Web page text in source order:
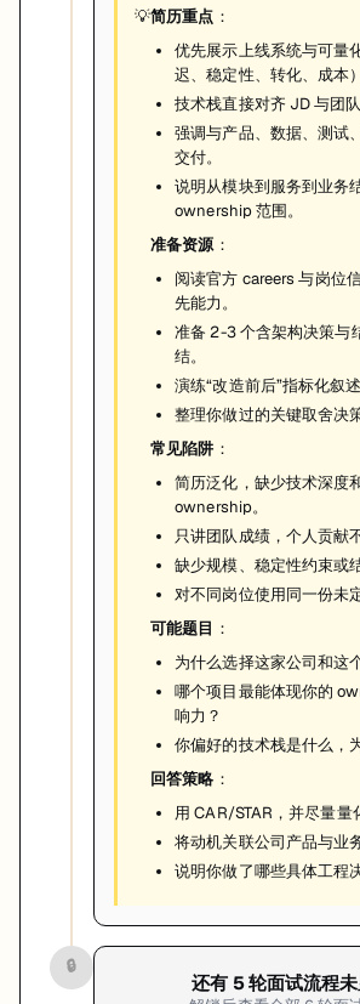
💡简历重点 ：
优先展示上线系统与可量
迟、稳定性、转化、成本）
技术栈直接对齐 JD 与团队
强调与产品、数据、测试
交付。
说明从模块到服务到业务
ownership 范围。
准备资源：
阅读官方 careers 与岗位
先能力。
准备 2-3 个含架构决策与
结。
演练“改造前后”指标化叙述
整理你做过的关键取舍决
常见陷阱 ：
简历泛化，缺少技术深度
ownership。
只讲团队成绩，个人贡献
缺少规模、稳定性约束或
对不同岗位使用同一份未
可能题目 ：
为什么选择这家公司和这
哪个项目最能体现你的
响力？
你偏好的技术栈是什么，
回答策略 ：
用 CAR/STAR，并尽量量
将动机关联公司产品与业
说明你做了哪些具体工程
🔒
还有 5轮面试流程